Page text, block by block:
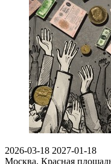
2026-03-18 2027-01-18
Москва, Красная